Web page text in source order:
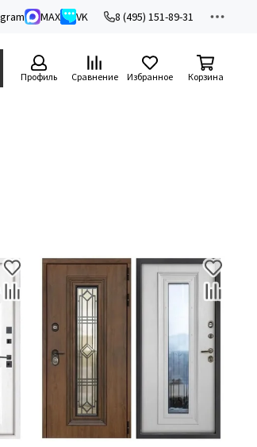
MAX VK 8 (495) 151-89-31
Профиль Сравнение Избранное Корзина